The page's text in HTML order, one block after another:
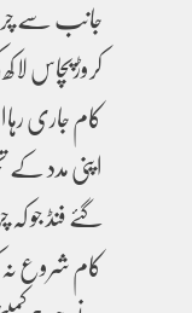
جانب سے
کروڑپچاس
کام جاری
گئے فنڈ جو